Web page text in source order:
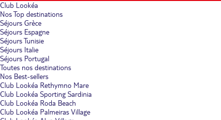
Club Lookéa
Nos Top destinations
Séjours Grèce
Séjours Espagne
Séjours Tunisie
Séjours Italie
Séjours Portugal
Toutes nos destinations
Nos Best-sellers
Club Lookéa Rethymno Mare
Club Lookéa Sporting Sardinia
Club Lookéa Roda Beach
Club Lookéa Palmeiras Village